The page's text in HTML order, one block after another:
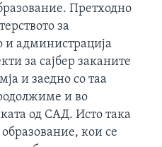
Претходно
за
администрација
за сајбер заканите
и заедно со таа
и во
од САД. Исто така
кои се